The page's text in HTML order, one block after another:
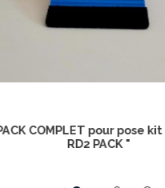
102,50€ 179,00